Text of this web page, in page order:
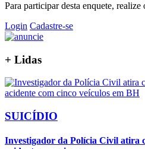
Para participar desta enquete,
Login Cadastre-se
+ Lidas
SUICÍDIO
Investigador da Polícia Civil atira